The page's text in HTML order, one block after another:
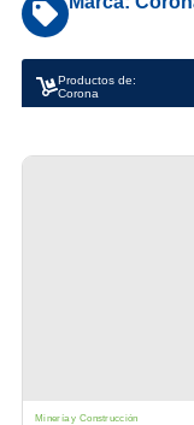
Productos de:
Corona
Minería y Construcción